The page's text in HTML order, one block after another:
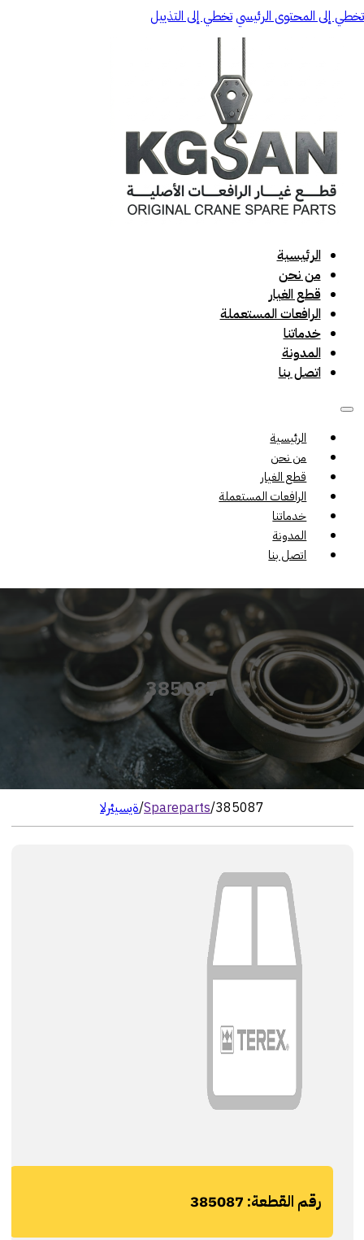
تخطي إلى المحتوى الرئيسيتخطي إلى التذييل
الرئيسية
من نحن
قطع الغيار
الرافعات المستعملة
خدماتنا
المدونة
اتصل بنا
الرئيسية
من نحن
قطع الغيار
الرافعات المستعملة
خدماتنا
المدونة
اتصل بنا
385087
الرئيسية/Spareparts/385087
رقم القطعة: 385087